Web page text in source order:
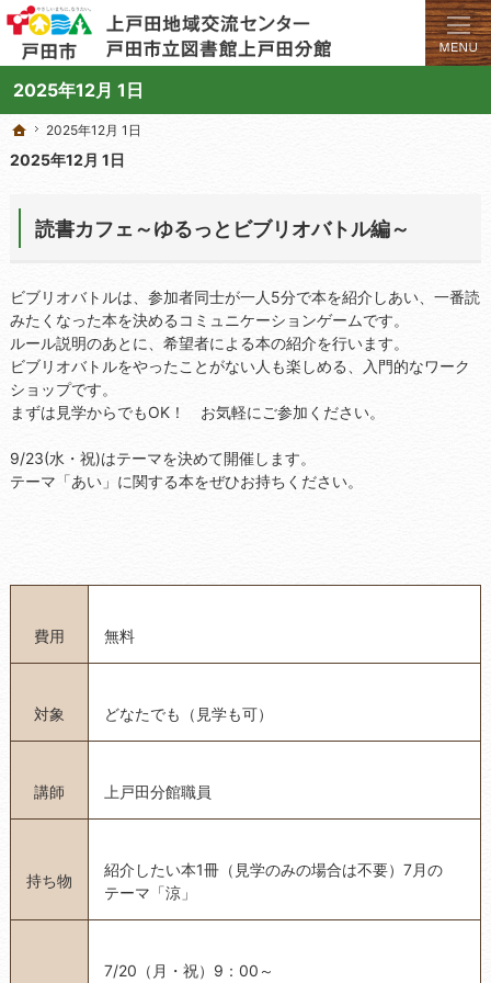
2025年12月 1日
学びと交流のプラットフォーム。地域の講座や施設をご案内しています。
上戸田地域交流センターや戸田市立図書館上戸田分館の総合案内サイト
ホーム
2025年12月 1日
2025年12月 1日
読書カフェ～ゆるっとビブリオバトル編～
ビブリオバトルは、参加者同士が一人5分で本を紹介しあい、一番読
みたくなった本を決めるコミュニケーションゲームです。
ルール説明のあとに、希望者による本の紹介を行います。
ビブリオバトルをやったことがない人も楽しめる、入門的なワーク
ショップです。
まずは見学からでもOK！ お気軽にご参加ください。
9/23(水・祝)はテーマを決めて開催します。
テーマ「あい」に関する本をぜひお持ちください。
費用 無料
対象 どなたでも（見学も可）
講師 上戸田分館職員
持ち物
紹介したい本1冊（見学のみの場合は不要）7月の
テーマ「涼」
7/20（月・祝）9：00～
ホーム
2025年12月 1日